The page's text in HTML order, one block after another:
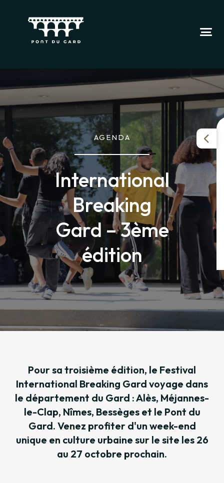
AGENDA
International
Breaking
Gard – 3ème
édition
Pour sa troisième édition, le Festival
International Breaking Gard voyage dans
le département du Gard : Alès, Méjannes-
le-Clap, Nîmes, Bessèges et le Pont du
Gard. Venez profiter d'un week-end
unique en culture urbaine sur le site les 26
au 27 octobre prochain.